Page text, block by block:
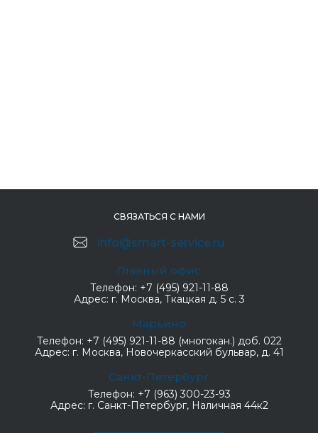
СВЯЗАТЬСЯ С НАМИ
info@smart-service.ru
Главный офис
Телефон: +7 (495) 921-11-88
Адрес: г. Москва, Ткацкая д. 5 с. 3
Марьино
Телефон: +7 (495) 921-11-88 (многокан.) доб. 022
Адрес: г. Москва, Новочеркасский бульвар, д. 41
Санкт-Петербург
Телефон: +7 (963) 300-23-93
Адрес: г. Санкт-Петербург, Наличная 44к2